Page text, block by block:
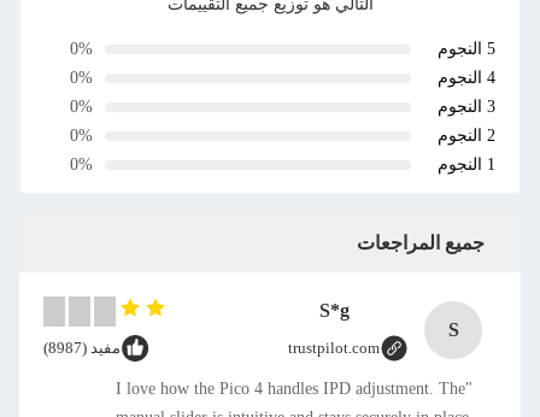
التالي هو توزيع جميع التقييمات
5 النجوم
0%
4 النجوم
0%
3 النجوم
0%
2 النجوم
0%
1 النجوم
0%
جميع المراجعات
S
S*g
trustpilot.com مفيد (8987)
"I love how the Pico 4 handles IPD adjustment. The